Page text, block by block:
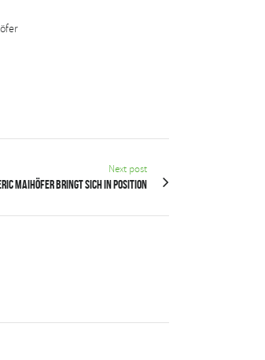
Next post
Maihöfer bringt sich in Position